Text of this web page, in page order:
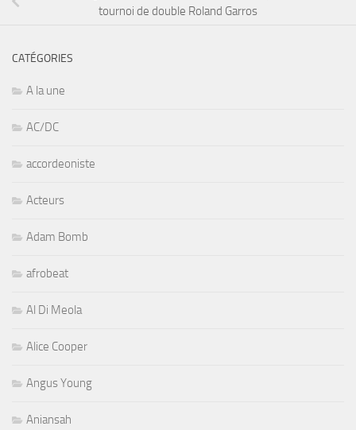
tournoi de double Roland Garros
CATÉGORIES
A la une
AC/DC
accordeoniste
Acteurs
Adam Bomb
afrobeat
Al Di Meola
Alice Cooper
Angus Young
Aniansah